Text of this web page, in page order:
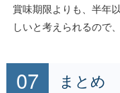
賞味期限よりも、半年
しいと考えられるので
まとめ